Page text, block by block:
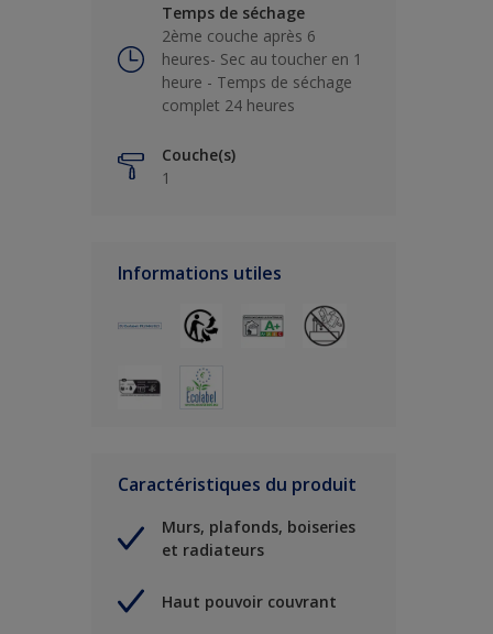
Temps de séchage
2ème couche après 6
heures- Sec au toucher en 1
heure - Temps de séchage
complet 24 heures
Couche(s)
1
Informations utiles
Caractéristiques du produit
Murs, plafonds, boiseries
et radiateurs
Haut pouvoir couvrant